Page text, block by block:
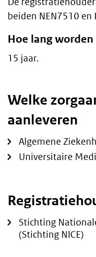
beiden NEN7510 en
Hoe lang
15 jaar.
Welke
aanleveren
Algemene
Universitaire
Stichting
(Stichting NICE)